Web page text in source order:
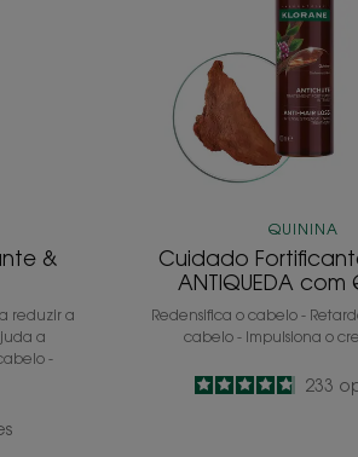
&
reduzir a
a
-
QUININA
Cuidado
ANTIQUEDA com
Redensifica o cabelo -
cabelo - Impulsiona o
4.8
/
5
233